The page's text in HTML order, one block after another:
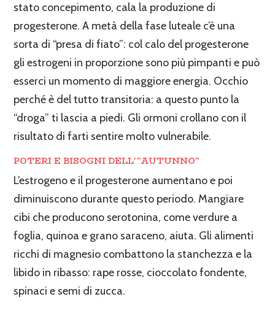
stato concepimento, cala la produzione di
progesterone. A metà della fase luteale c’è una
sorta di “presa di fiato”: col calo del progesterone
gli estrogeni in proporzione sono più pimpanti e può
esserci un momento di maggiore energia. Occhio
perché è del tutto transitoria: a questo punto la
“droga” ti lascia a piedi. Gli ormoni crollano con il
risultato di farti sentire molto vulnerabile.
POTERI E BISOGNI DELL’”AUTUNNO”
L’estrogeno e il progesterone aumentano e poi
diminuiscono durante questo periodo. Mangiare
cibi che producono serotonina, come verdure a
foglia, quinoa e grano saraceno, aiuta. Gli alimenti
ricchi di magnesio combattono la stanchezza e la
libido in ribasso: rape rosse, cioccolato fondente,
spinaci e semi di zucca.